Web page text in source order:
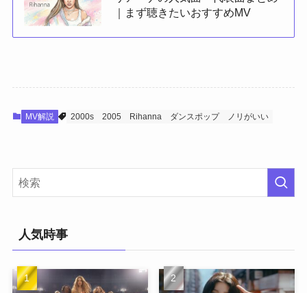
｜まず聴きたいおすすめMV
MV解説 2000s 2005 Rihanna ダンスポップ ノリがいい
人気時事